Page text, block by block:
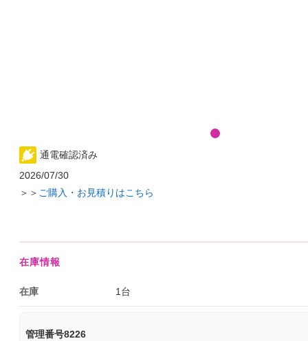
通電確認済み
2026/07/30
＞＞ ご購入・お見積りはこちら
在庫情報
在庫 1台
管理番号8226